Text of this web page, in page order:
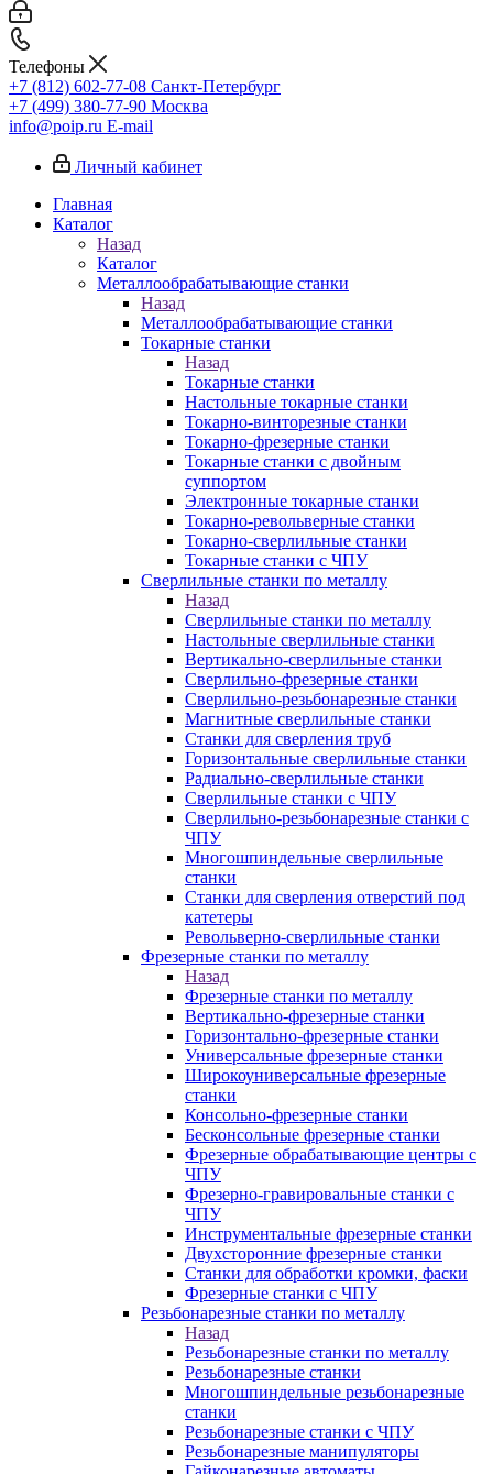
Телефоны
+7 (812) 602-77-08 Санкт-Петербург
+7 (499) 380-77-90 Москва
info@poip.ru E-mail
Личный кабинет
Главная
Каталог
Назад
Каталог
Металлообрабатывающие станки
Назад
Металлообрабатывающие станки
Токарные станки
Назад
Токарные станки
Настольные токарные станки
Токарно-винторезные станки
Токарно-фрезерные станки
Токарные станки с двойным
суппортом
Электронные токарные станки
Токарно-револьверные станки
Токарно-сверлильные станки
Токарные станки с ЧПУ
Сверлильные станки по металлу
Назад
Сверлильные станки по металлу
Настольные сверлильные станки
Вертикально-сверлильные станки
Сверлильно-фрезерные станки
Сверлильно-резьбонарезные станки
Магнитные сверлильные станки
Станки для сверления труб
Горизонтальные сверлильные станки
Радиально-сверлильные станки
Сверлильные станки с ЧПУ
Сверлильно-резьбонарезные станки с
ЧПУ
Многошпиндельные сверлильные
станки
Станки для сверления отверстий под
катетеры
Револьверно-сверлильные станки
Фрезерные станки по металлу
Назад
Фрезерные станки по металлу
Вертикально-фрезерные станки
Горизонтально-фрезерные станки
Универсальные фрезерные станки
Широкоуниверсальные фрезерные
станки
Консольно-фрезерные станки
Бесконсольные фрезерные станки
Фрезерные обрабатывающие центры с
ЧПУ
Фрезерно-гравировальные станки с
ЧПУ
Инструментальные фрезерные станки
Двухсторонние фрезерные станки
Станки для обработки кромки, фаски
Фрезерные станки с ЧПУ
Резьбонарезные станки по металлу
Назад
Резьбонарезные станки по металлу
Резьбонарезные станки
Многошпиндельные резьбонарезные
станки
Резьбонарезные станки с ЧПУ
Резьбонарезные манипуляторы